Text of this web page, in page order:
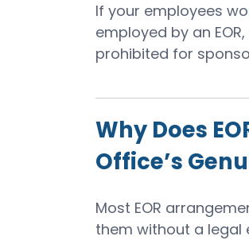
If your employees
employed by an
prohibited for
Why Does
Office’s
Most EOR
them without a legal